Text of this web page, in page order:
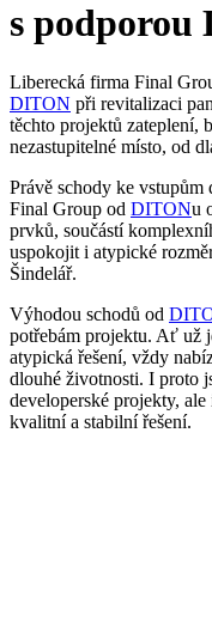
s podporou
Liberecká firma Final
DITON při revitalizaci
těchto projektů zateplení,
nezastupitelné místo, od
Právě schody ke
Final Group od DITONu
prvků, součástí
uspokojit i atypické
Šindelář.
Výhodou schodů od
potřebám projektu. Ať už
atypická řešení, vždy
dlouhé životnosti. I proto
developerské projekty,
kvalitní a stabilní řešení.